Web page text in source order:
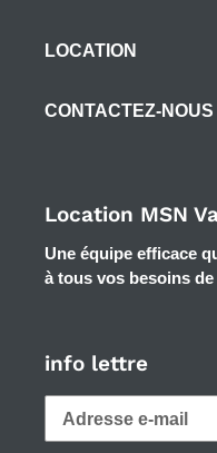
LOCATION
CONTACTEZ-NOUS
Location MSN
Une équipe efficace
à tous vos besoins
info lettre